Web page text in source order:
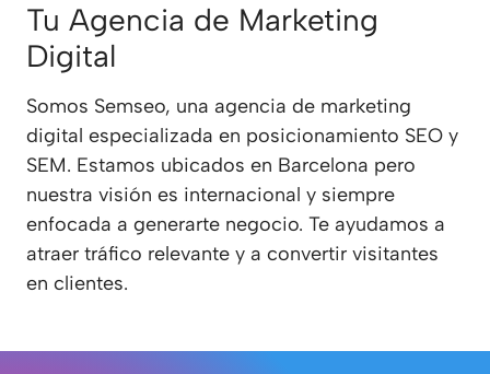
Tu Agencia de Marketing
Digital
Somos Semseo, una agencia de marketing
digital especializada en posicionamiento SEO y
SEM. Estamos ubicados en Barcelona pero
nuestra visión es internacional y siempre
enfocada a generarte negocio. Te ayudamos a
atraer tráfico relevante y a convertir visitantes
en clientes.